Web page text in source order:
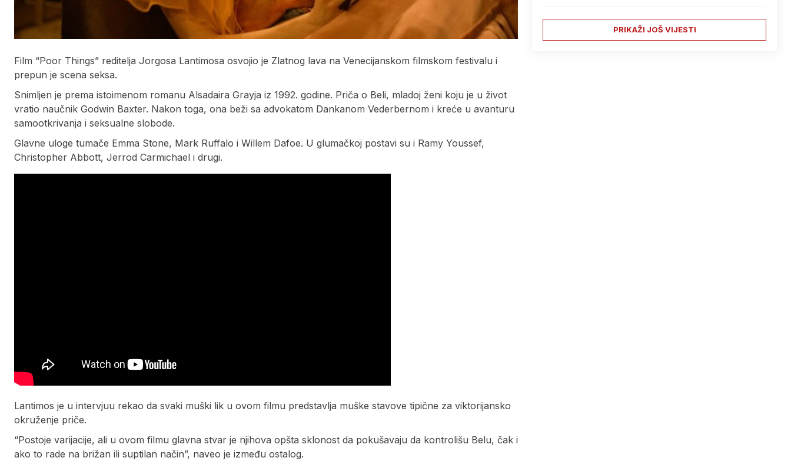
Film “Poor Things” reditelja Jorgosa Lantimosa osvojio je Zlatnog lava na Venecijanskom filmskom festivalu i
prepun je scena seksa.
Snimljen je prema istoimenom romanu Alsadaira Grayja iz 1992. godine. Priča o Beli, mladoj ženi koju je u život
vratio naučnik Godwin Baxter. Nakon toga, ona beži sa advokatom Dankanom Vederbernom i kreće u avanturu
samootkrivanja i seksualne slobode.
Glavne uloge tumače Emma Stone, Mark Ruffalo i Willem Dafoe. U glumačkoj postavi su i Ramy Youssef,
Christopher Abbott, Jerrod Carmichael i drugi.
Lantimos je u intervjuu rekao da svaki muški lik u ovom filmu predstavlja muške stavove tipične za viktorijansko
okruženje priče.
“Postoje varijacije, ali u ovom filmu glavna stvar je njihova opšta sklonost da pokušavaju da kontrolišu Belu, čak i
ako to rade na brižan ili suptilan način”, naveo je između ostalog.
PRIKAŽI JOŠ VIJESTI